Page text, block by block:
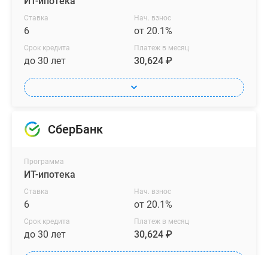
комфорт
жителей.
Светлые
дома
яркими
желтыми,
оранжевыми
гармонично
дополняют
застройку
ближнего
Подмосковья,
Ставка
6
Нач. взнос
от 20.1%
Срок кредита
до 30 лет
Платеж в месяц
30,624 ₽
СберБанк
Программа
ИТ-ипотека
Ставка
6
Нач. взнос
от 20.1%
Срок кредита
до 30 лет
Платеж в месяц
30,624 ₽